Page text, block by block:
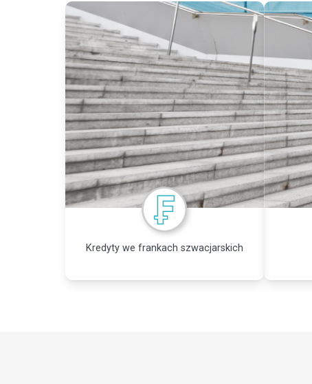
Kredyty we frankach szwacjarskich